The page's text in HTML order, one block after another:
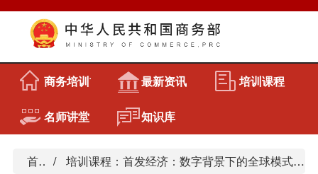
商务培训首页 最新资讯 培训课程
名师讲堂 知识库
首页 培训课程：首发经济：数字背景下的全球模式与中国路径